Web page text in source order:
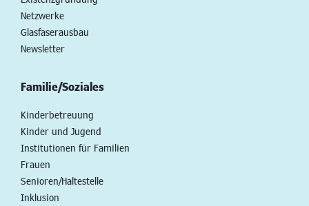
Netzwerke
Glasfaserausbau
Newsletter
Familie/Soziales
Kinderbetreuung
Kinder und Jugend
Institutionen für Familien
Frauen
Senioren/Haltestelle
Inklusion